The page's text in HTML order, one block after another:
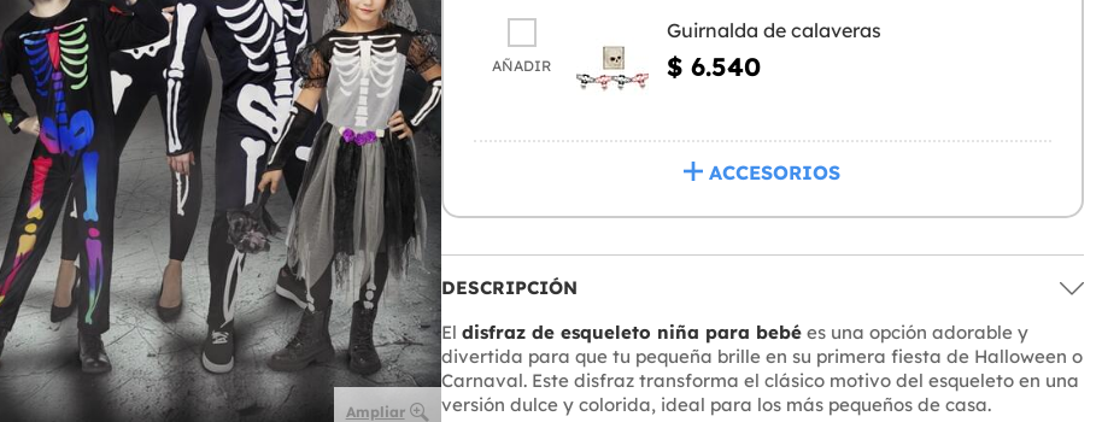
Ampliar
AÑADIR
Guirnalda de calaveras
$ 6.540
ACCESORIOS
DESCRIPCIÓN
El disfraz de esqueleto niña para bebées una opción adorable y
divertida para que tu pequeña brille en su primera fiesta de Halloween o
Carnaval. Este disfraz transforma el clásico motivo del esqueleto en una
versión dulce y colorida, ideal para los más pequeños de casa.